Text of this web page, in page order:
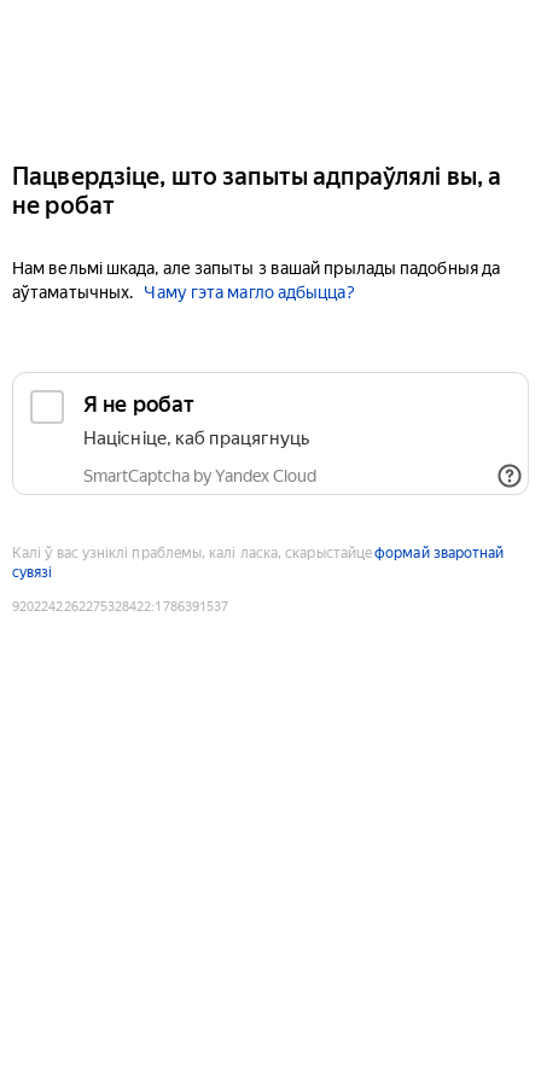
Пацвердзіце, што запыты адпраўлялі вы, а
не робат
Нам вельмі шкада, але запыты з вашай прылады падобныя да
аўтаматычных.
Чаму гэта магло адбыцца?
Я не робат
Націсніце, каб працягнуць
SmartCaptcha by Yandex Cloud
Калі ў вас узніклі праблемы, калі ласка, скарыстайцеформай зваротнай
сувязі
9202242262275328422:1786391537